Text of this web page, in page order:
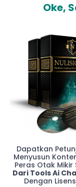
Oke,
Dapatkan
Menyusun
Peras Otak Mikir
Dari Tools Ai
Dengan